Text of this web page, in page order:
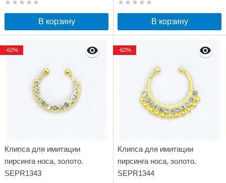
В корзину В корзину
Клипса для имитации
пирсинга носа, золото.
SEPR1343
-62%
Клипса для имитации
пирсинга носа, золото.
SEPR1344
-62%